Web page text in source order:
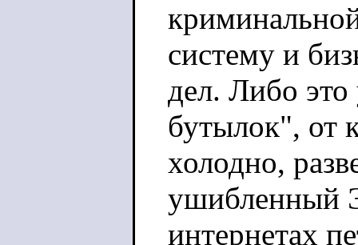
систему и
дел. Либо
бутылок", от
холодно,
ушибленный
интернетах